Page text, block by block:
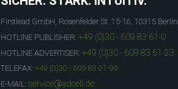
Firstlead GmbH, Rosenfelder St. 15-16, 10315 Berlin
HOTLINE PUBLISHER: +49 (0)30 - 609 83 61-0
HOTLINE ADVERTISER: +49 (0)30 - 609 83 61-23
TELEFAX: +49 (0)30 - 609 83 61-99
E-MAIL: service@adcell.de